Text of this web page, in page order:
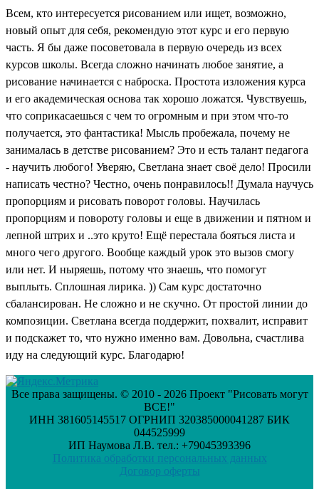
Всем, кто интересуется рисованием или ищет, возможно,
новый опыт для себя, рекомендую этот курс и его первую
часть. Я бы даже посоветовала в первую очередь из всех
курсов школы. Всегда сложно начинать любое занятие, а
рисование начинается с наброска. Простота изложения курса
и его академическая основа так хорошо ложатся. Чувствуешь,
что соприкасаешься с чем то огромным и при этом что-то
получается, это фантастика! Мысль пробежала, почему не
занималась в детстве рисованием? Это и есть талант педагога
- научить любого! Уверяю, Светлана знает своё дело! Просили
написать честно? Честно, очень понравилось!! Думала научусь
пропорциям и рисовать поворот головы. Научилась
пропорциям и повороту головы и еще в движении и пятном и
лепной штрих и ..это круто! Ещё перестала бояться листа и
много чего другого. Вообще каждый урок это вызов смогу
или нет. И ныряешь, потому что знаешь, что помогут
выплыть. Сплошная лирика. )) Сам курс достаточно
сбалансирован. Не сложно и не скучно. От простой линии до
композиции. Светлана всегда поддержит, похвалит, исправит
и подскажет то, что нужно именно вам. Довольна, счастлива
иду на следующий курс. Благодарю!
Все права защищены. © 2010 - 2026 Проект "Рисовать могут
ВСЕ!"
ИНН 381605145517 ОГРНИП 320385000041287 БИК
044525999
ИП Наумова Л.В. тел.: +79045393396
Политика обработки персональных данных
Договор оферты